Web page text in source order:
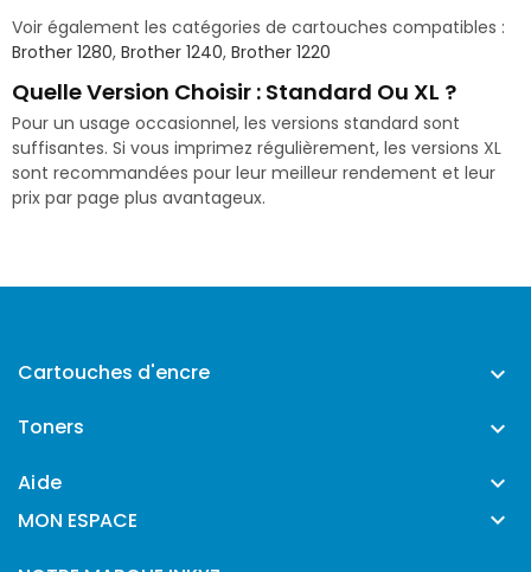
Voir également les catégories de cartouches compatibles :
Brother 1280, Brother 1240, Brother 1220
Quelle Version Choisir : Standard Ou XL ?
Pour un usage occasionnel, les versions standard sont
suffisantes. Si vous imprimez régulièrement, les versions XL
sont recommandées pour leur meilleur rendement et leur
prix par page plus avantageux.
Cartouches d'encre 
Toners 
Aide 
MON ESPACE 